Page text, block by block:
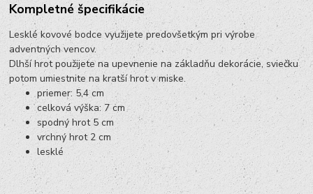
Kompletné špecifikácie
Lesklé kovové bodce využijete predovšetkým pri výrobe
adventných vencov.
Dlhší hrot použijete na upevnenie na základňu dekorácie, sviečku
potom umiestnite na kratší hrot v miske.
priemer: 5,4 cm
celková výška: 7 cm
spodný hrot 5 cm
vrchný hrot 2 cm
lesklé